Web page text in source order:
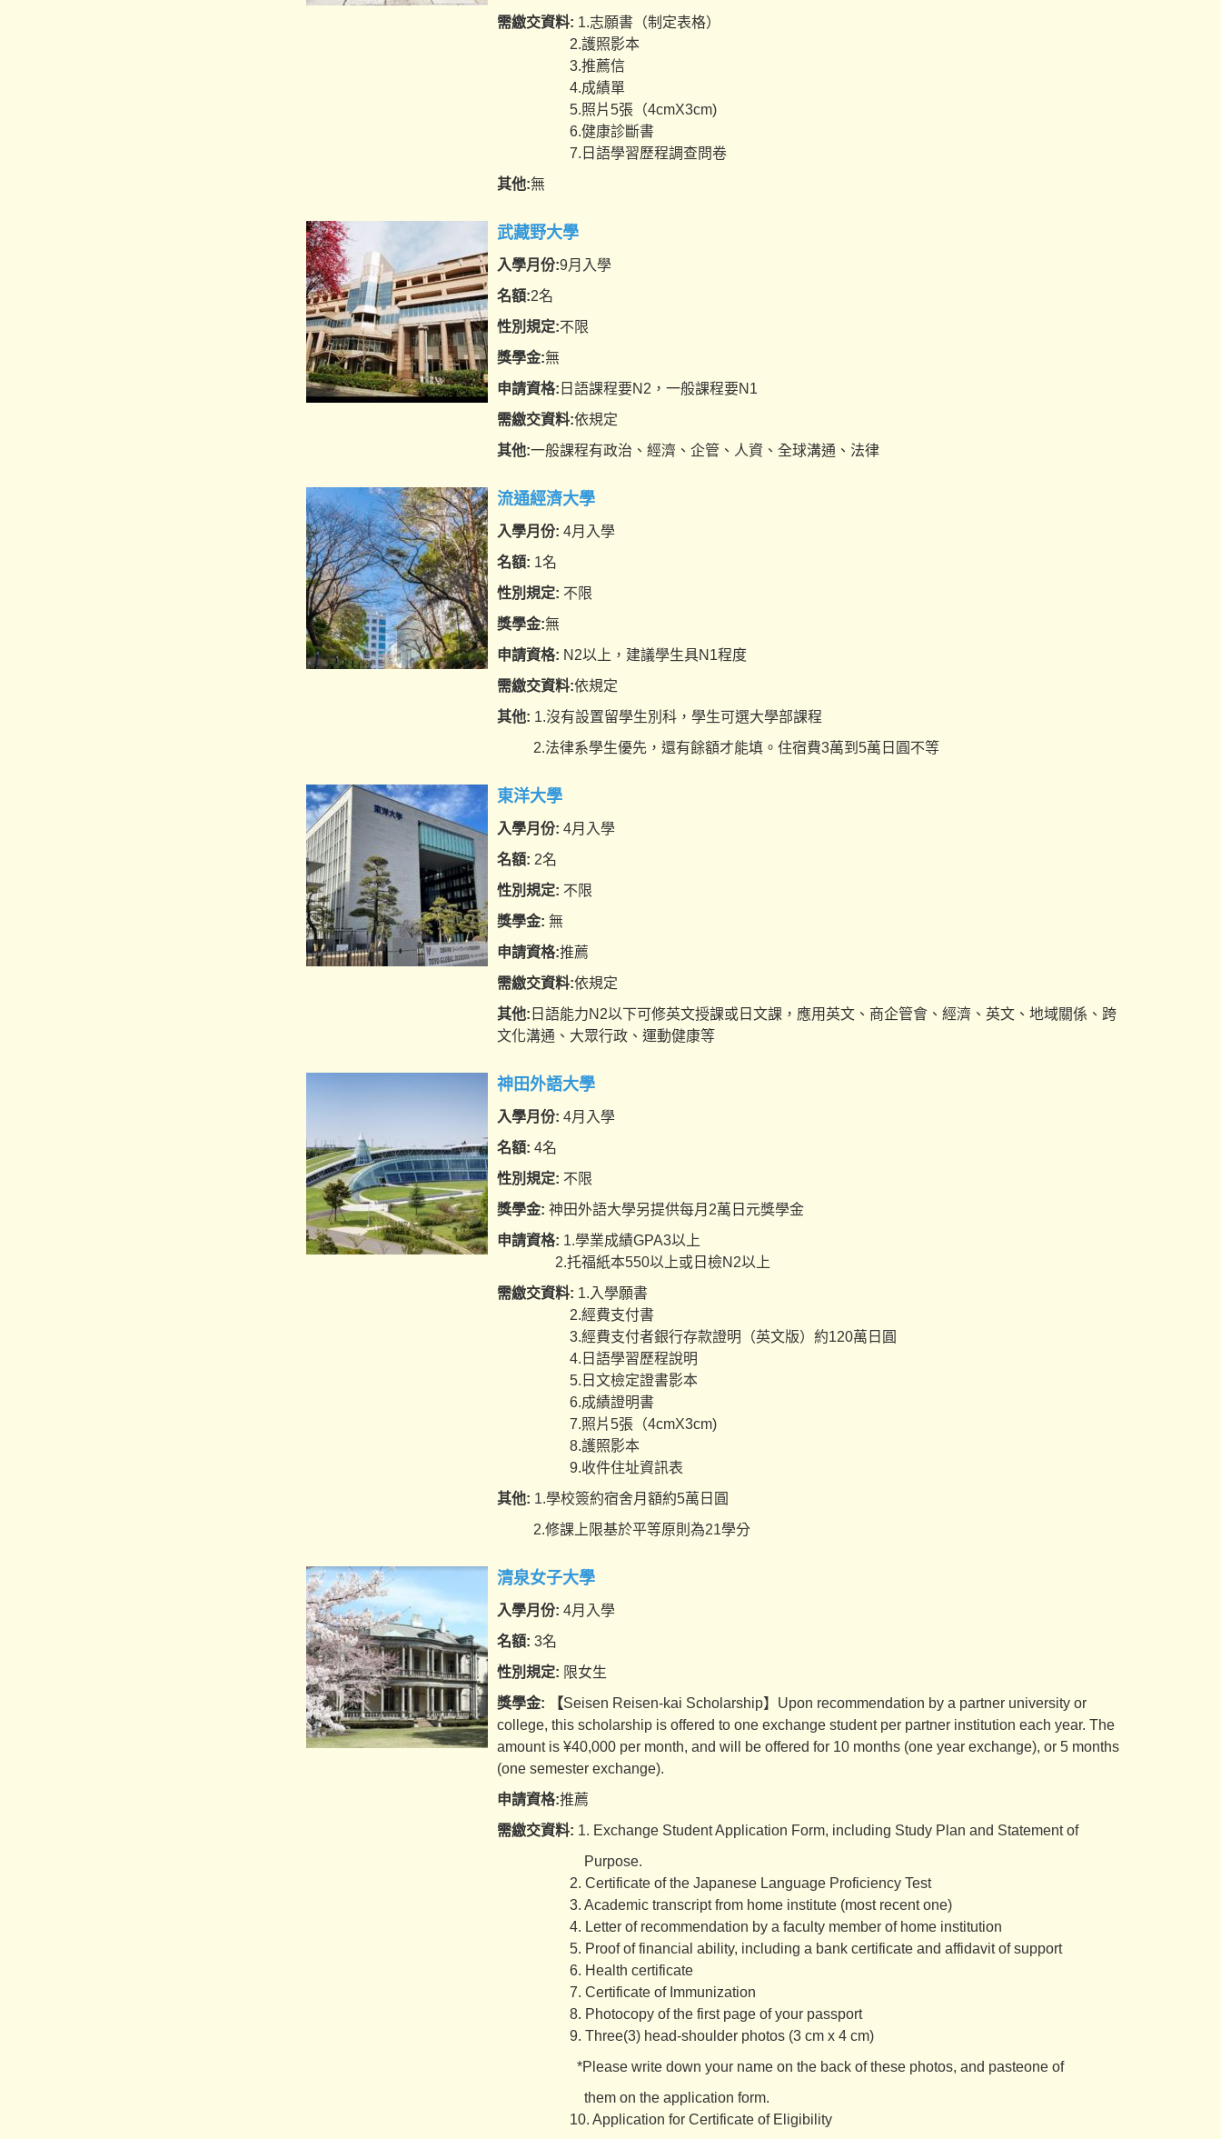
需繳交資料: 1.志願書（制定表格）
2.護照影本
3.推薦信
4.成績單
5.照片5張（4cmX3cm)
6.健康診斷書
7.日語學習歷程調查問卷
其他:無
武藏野大學
入學月份:9月入學
名額:2名
性別規定:不限
獎學金:無
申請資格: 日語課程要N2，一般課程要N1
需繳交資料:依規定
其他:一般課程有政治、經濟、企管、人資、全球溝通、法律
流通經濟大學
入學月份: 4月入學
名額: 1名
性別規定: 不限
獎學金:無
申請資格: N2以上，建議學生具N1程度
需繳交資料:依規定
其他: 1.沒有設置留學生別科，學生可選大學部課程
2.法律系學生優先，還有餘額才能填。住宿費3萬到5萬日圓不等
東洋大學
入學月份: 4月入學
名額: 2名
性別規定: 不限
獎學金: 無
申請資格:推薦
需繳交資料:依規定
其他: 日語能力N2以下可修英文授課或日文課，應用英文、商企管會、經濟、英文、地域關係、跨
文化溝通、大眾行政、運動健康等
神田外語大學
入學月份: 4月入學
名額: 4名
性別規定: 不限
獎學金: 神田外語大學另提供每月2萬日元獎學金
申請資格: 1.學業成績GPA3以上
2.托福紙本550以上或日檢N2以上
需繳交資料: 1.入學願書
2.經費支付書
3.經費支付者銀行存款證明（英文版）約120萬日圓
4.日語學習歷程說明
5.日文檢定證書影本
6.成績證明書
7.照片5張（4cmX3cm)
8.護照影本
9.收件住址資訊表
其他: 1.學校簽約宿舍月額約5萬日圓
2.修課上限基於平等原則為21學分
清泉女子大學
入學月份: 4月入學
名額: 3名
性別規定: 限女生
獎學金: 【Seisen Reisen-kai Scholarship】Upon recommendation by a partner university or
college, this scholarship is offered to one exchange student per partner institution each year. The
amount is ¥40,000 per month, and will be offered for 10 months (one year exchange), or 5 months
(one semester exchange).
申請資格:推薦
需繳交資料: 1. Exchange Student Application Form, including Study Plan and Statement of
Purpose.
2. Certificate of the Japanese Language Proficiency Test
3. Academic transcript from home institute (most recent one)
4. Letter of recommendation by a faculty member of home institution
5. Proof of financial ability, including a bank certificate and affidavit of support
6. Health certificate
7. Certificate of Immunization
8. Photocopy of the first page of your passport
9. Three(3) head-shoulder photos (3 cm x 4 cm)
*Please write down your name on the back of these photos, and pasteone of
them on the application form.
10. Application for Certificate of Eligibility